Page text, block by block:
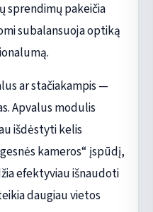
sprendimų pakeičia
subalansuoja optiką
ar stačiakampis —
Apvalus modulis
išdėstyti kelis
kameros“ įspūdį,
efektyviau išnaudoti
daugiau vietos